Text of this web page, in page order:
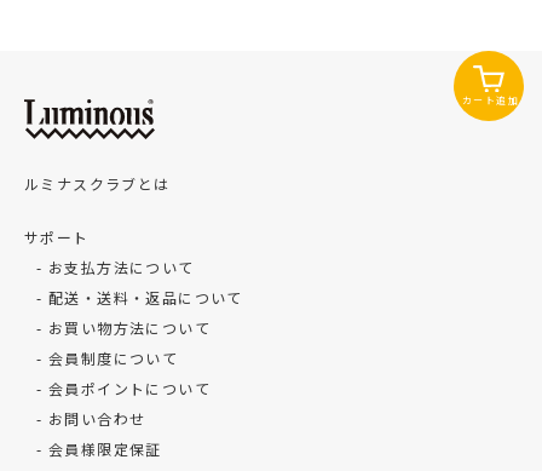
カート追加
ルミナスクラブとは
サポート
お支払方法について
配送・送料・返品について
お買い物方法について
会員制度について
会員ポイントについて
お問い合わせ
会員様限定保証